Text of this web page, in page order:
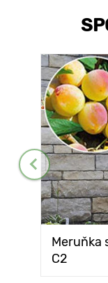
Meruňka
C2